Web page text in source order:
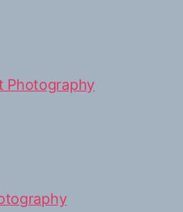
Photography